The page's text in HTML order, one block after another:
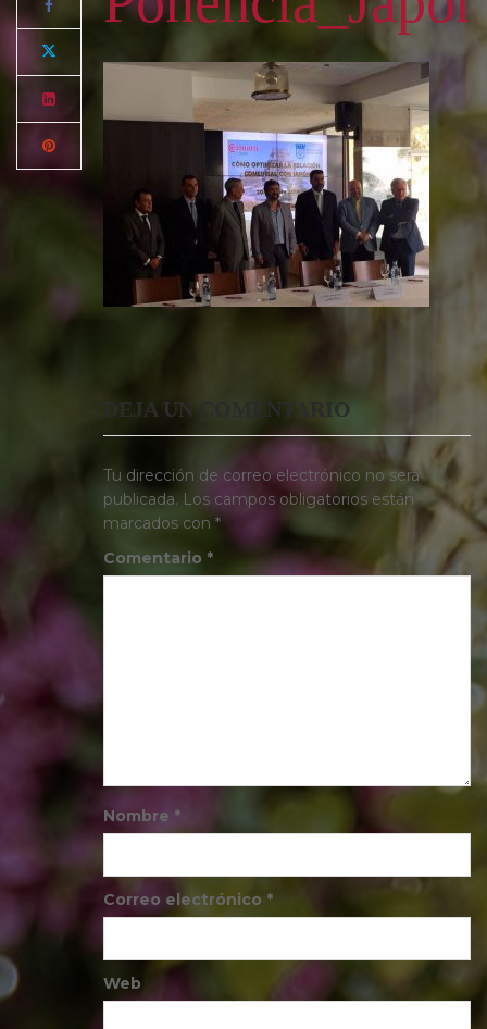
DEJA UN COMENTARIO
Tu dirección de correo electrónico no será
publicada. Los campos obligatorios están
marcados con *
Comentario *
Nombre *
Correo electrónico *
Web